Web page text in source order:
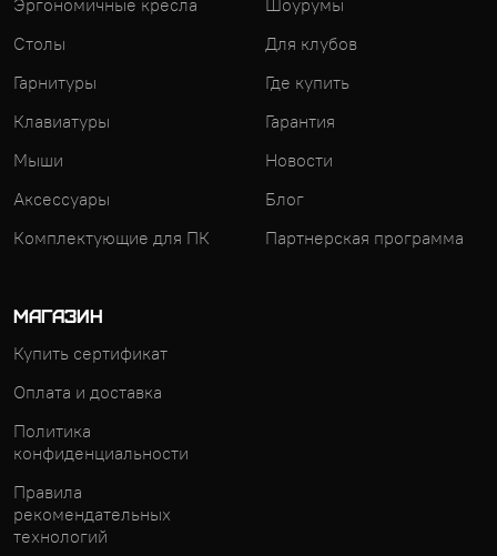
Эргономичные кресла
Столы
Гарнитуры
Клавиатуры
Мыши
Аксессуары
Комплектующие для ПК
Шоурумы
Для клубов
Где купить
Гарантия
Новости
Блог
Партнерская программа
МАГАЗИН
Купить сертификат
Оплата и доставка
Политика
конфиденциальности
Правила
рекомендательных
технологий